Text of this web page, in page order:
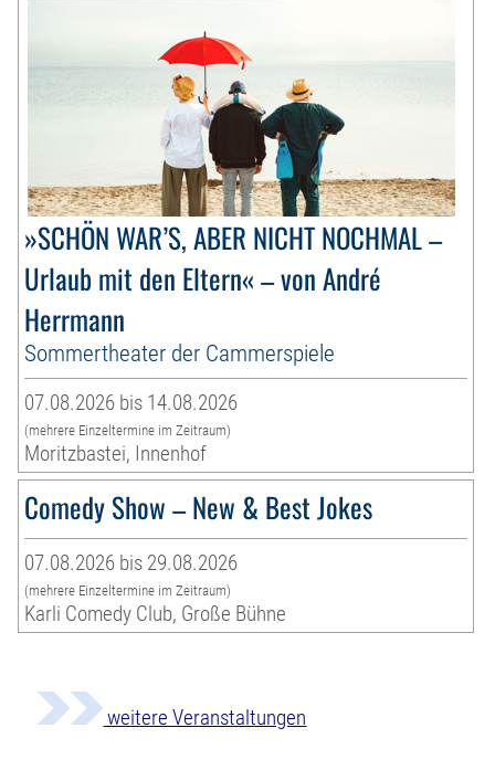
»SCHÖN WAR’S, ABER NICHT NOCHMAL –
Urlaub mit den Eltern« – von André
Herrmann
Sommertheater der Cammerspiele
07.08.2026 bis 14.08.2026
(mehrere Einzeltermine im Zeitraum)
Moritzbastei, Innenhof
Comedy Show – New & Best Jokes
07.08.2026 bis 29.08.2026
(mehrere Einzeltermine im Zeitraum)
Karli Comedy Club, Große Bühne
weitere Veranstaltungen